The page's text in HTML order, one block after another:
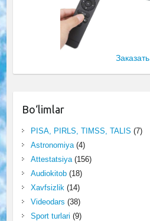
Заказать
Bo‘limlar
PISA, PIRLS, TIMSS, TALIS (7)
Astronomiya(4)
Attestatsiya(156)
Audiokitob(18)
Xavfsizlik(14)
Videodars (38)
Sport turlari (9)